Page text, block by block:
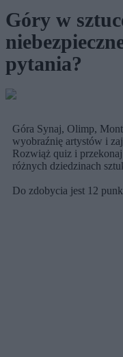
Góry w
pytania?
Góra Synaj, Olimp,
wyobraźnię artystów i
Rozwiąż quiz i
różnych dziedzinach
Do zdobycia jest 12